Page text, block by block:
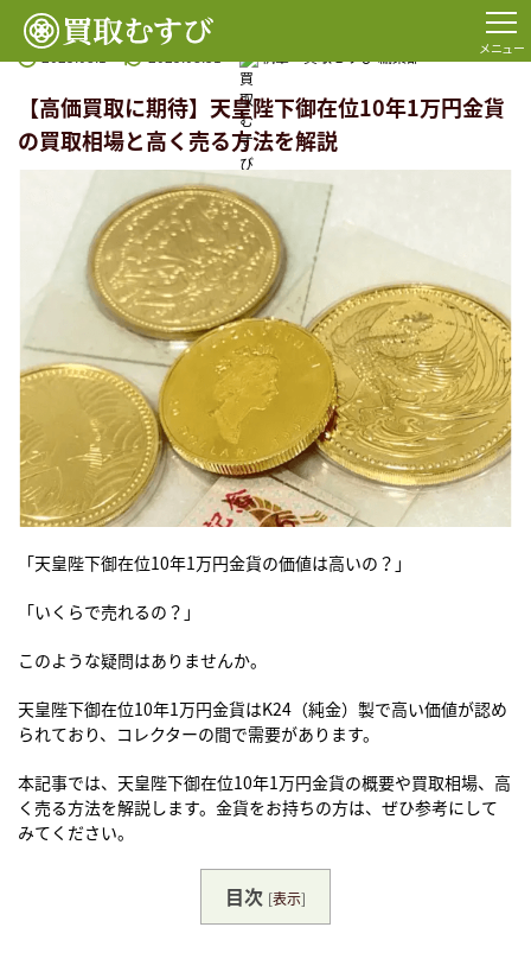
メニュー
TOP コラム一覧 【高価買取に期待】天皇陛下御在位10年1万円金貨の買取相
2025.08.1 2025.08.31 執筆：買取むすび 編集部
【高価買取に期待】天皇陛下御在位10年1万円金貨
の買取相場と高く売る方法を解説
「天皇陛下御在位10年1万円金貨の価値は高いの？」
「いくらで売れるの？」
このような疑問はありませんか。
天皇陛下御在位10年1万円金貨はK24（純金）製で高い価値が認め
られており、コレクターの間で需要があります。
本記事では、天皇陛下御在位10年1万円金貨の概要や買取相場、高
く売る方法を解説します。金貨をお持ちの方は、ぜひ参考にして
みてください。
目次 [表示]